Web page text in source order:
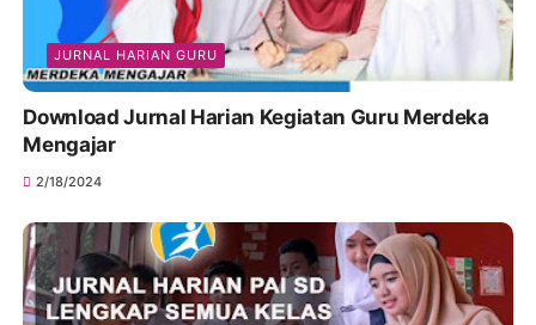
JURNAL HARIAN GURU
Download Jurnal Harian Kegiatan Guru Merdeka
Mengajar
2/18/2024